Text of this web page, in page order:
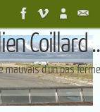
Coillard
mauvais d'un pas ferme